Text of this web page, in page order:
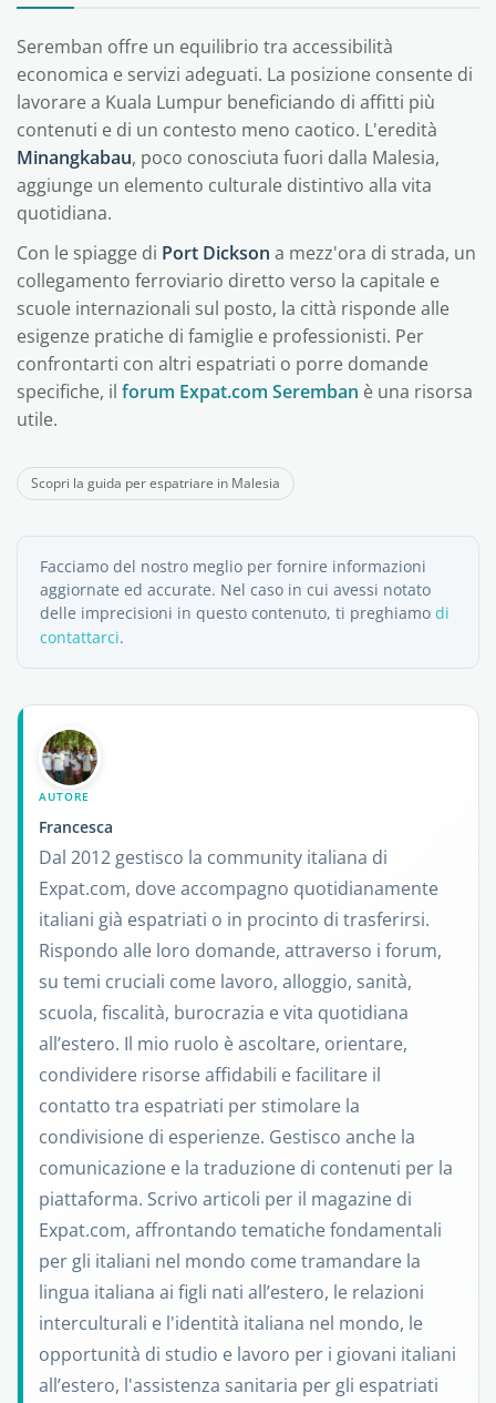
Seremban offre un equilibrio tra accessibilità
economica e servizi adeguati. La posizione consente di
lavorare a Kuala Lumpur beneficiando di affitti più
contenuti e di un contesto meno caotico. L'eredità
Minangkabau, poco conosciuta fuori dalla Malesia,
aggiunge un elemento culturale distintivo alla vita
quotidiana.
Con le spiagge di Port Dickson a mezz'ora di strada, un
collegamento ferroviario diretto verso la capitale e
scuole internazionali sul posto, la città risponde alle
esigenze pratiche di famiglie e professionisti. Per
confrontarti con altri espatriati o porre domande
specifiche, il forum Expat.com Seremban è una risorsa
utile.
Scopri la guida per espatriare in Malesia
Facciamo del nostro meglio per fornire informazioni
aggiornate ed accurate. Nel caso in cui avessi notato
delle imprecisioni in questo contenuto, ti preghiamo di
contattarci.
AUTORE
Francesca
Dal 2012 gestisco la community italiana di
Expat.com, dove accompagno quotidianamente
italiani già espatriati o in procinto di trasferirsi.
Rispondo alle loro domande, attraverso i forum,
su temi cruciali come lavoro, alloggio, sanità,
scuola, fiscalità, burocrazia e vita quotidiana
all’estero. Il mio ruolo è ascoltare, orientare,
condividere risorse affidabili e facilitare il
contatto tra espatriati per stimolare la
condivisione di esperienze. Gestisco anche la
comunicazione e la traduzione di contenuti per la
piattaforma. Scrivo articoli per il magazine di
Expat.com, affrontando tematiche fondamentali
per gli italiani nel mondo come tramandare la
lingua italiana ai figli nati all’estero, le relazioni
interculturali e l'identità italiana nel mondo, le
opportunità di studio e lavoro per i giovani italiani
all’estero, l'assistenza sanitaria per gli espatriati